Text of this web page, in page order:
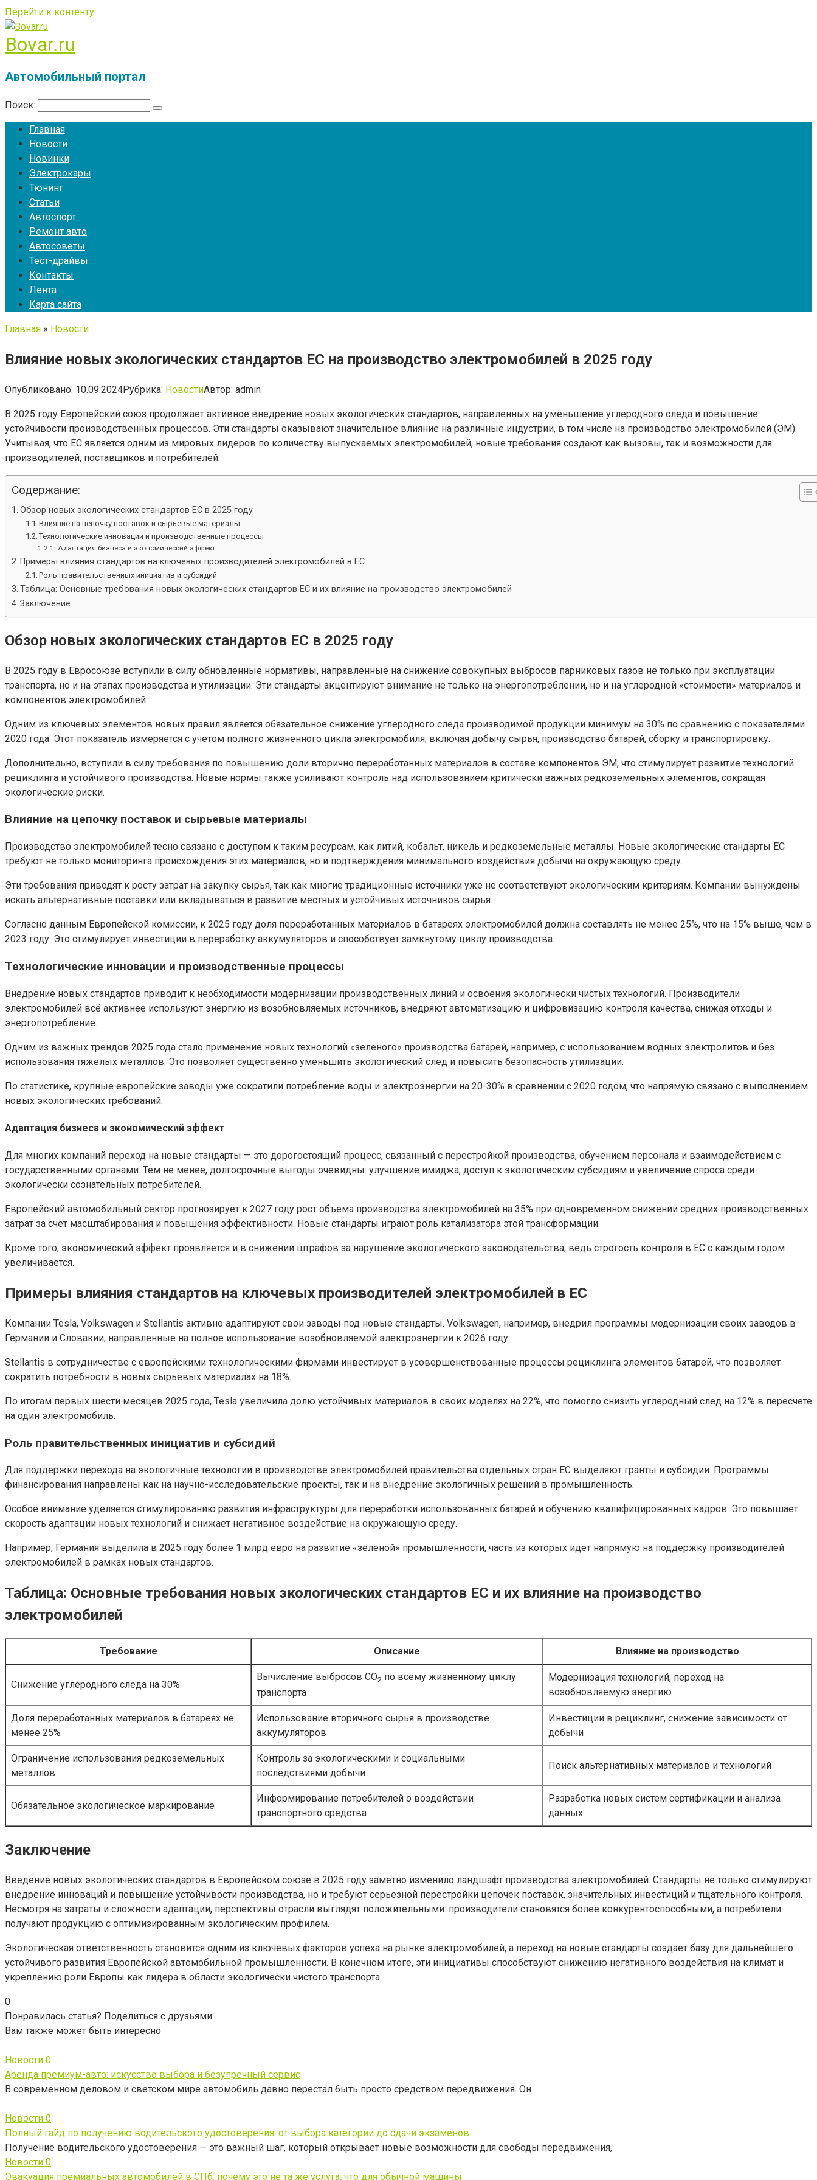
Перейти к контенту
Bovar.ru
Автомобильный портал
Поиск:
Главная
Новости
Новинки
Электрокары
Тюнинг
Статьи
Автоспорт
Ремонт авто
Автосоветы
Тест-драйвы
Контакты
Лента
Карта сайта
Главная » Новости
Влияние новых экологических стандартов ЕС на производство электромобилей в 2025 году
Опубликовано: 10.09.2024Рубрика: НовостиАвтор: admin
В 2025 году Европейский союз продолжает активное внедрение новых экологических стандартов, направленных на уменьшение углеродного следа и повышение
устойчивости производственных процессов. Эти стандарты оказывают значительное влияние на различные индустрии, в том числе на производство электромобилей (ЭМ).
Учитывая, что ЕС является одним из мировых лидеров по количеству выпускаемых электромобилей, новые требования создают как вызовы, так и возможности для
производителей, поставщиков и потребителей.
Содержание:
Обзор новых экологических стандартов ЕС в 2025 году
Влияние на цепочку поставок и сырьевые материалы
Технологические инновации и производственные процессы
Адаптация бизнеса и экономический эффект
Примеры влияния стандартов на ключевых производителей электромобилей в ЕС
Роль правительственных инициатив и субсидий
Таблица: Основные требования новых экологических стандартов ЕС и их влияние на производство электромобилей
Заключение
Обзор новых экологических стандартов ЕС в 2025 году
В 2025 году в Евросоюзе вступили в силу обновленные нормативы, направленные на снижение совокупных выбросов парниковых газов не только при эксплуатации
транспорта, но и на этапах производства и утилизации. Эти стандарты акцентируют внимание не только на энергопотреблении, но и на углеродной «стоимости» материалов и
компонентов электромобилей.
Одним из ключевых элементов новых правил является обязательное снижение углеродного следа производимой продукции минимум на 30% по сравнению с показателями
2020 года. Этот показатель измеряется с учетом полного жизненного цикла электромобиля, включая добычу сырья, производство батарей, сборку и транспортировку.
Дополнительно, вступили в силу требования по повышению доли вторично переработанных материалов в составе компонентов ЭМ, что стимулирует развитие технологий
рециклинга и устойчивого производства. Новые нормы также усиливают контроль над использованием критически важных редкоземельных элементов, сокращая
экологические риски.
Влияние на цепочку поставок и сырьевые материалы
Производство электромобилей тесно связано с доступом к таким ресурсам, как литий, кобальт, никель и редкоземельные металлы. Новые экологические стандарты ЕС
требуют не только мониторинга происхождения этих материалов, но и подтверждения минимального воздействия добычи на окружающую среду.
Эти требования приводят к росту затрат на закупку сырья, так как многие традиционные источники уже не соответствуют экологическим критериям. Компании вынуждены
искать альтернативные поставки или вкладываться в развитие местных и устойчивых источников сырья.
Согласно данным Европейской комиссии, к 2025 году доля переработанных материалов в батареях электромобилей должна составлять не менее 25%, что на 15% выше, чем в
2023 году. Это стимулирует инвестиции в переработку аккумуляторов и способствует замкнутому циклу производства.
Технологические инновации и производственные процессы
Внедрение новых стандартов приводит к необходимости модернизации производственных линий и освоения экологически чистых технологий. Производители
электромобилей всё активнее используют энергию из возобновляемых источников, внедряют автоматизацию и цифровизацию контроля качества, снижая отходы и
энергопотребление.
Одним из важных трендов 2025 года стало применение новых технологий «зеленого» производства батарей, например, с использованием водных электролитов и без
использования тяжелых металлов. Это позволяет существенно уменьшить экологический след и повысить безопасность утилизации.
По статистике, крупные европейские заводы уже сократили потребление воды и электроэнергии на 20-30% в сравнении с 2020 годом, что напрямую связано с выполнением
новых экологических требований.
Адаптация бизнеса и экономический эффект
Для многих компаний переход на новые стандарты — это дорогостоящий процесс, связанный с перестройкой производства, обучением персонала и взаимодействием с
государственными органами. Тем не менее, долгосрочные выгоды очевидны: улучшение имиджа, доступ к экологическим субсидиям и увеличение спроса среди
экологически сознательных потребителей.
Европейский автомобильный сектор прогнозирует к 2027 году рост объема производства электромобилей на 35% при одновременном снижении средних производственных
затрат за счет масштабирования и повышения эффективности. Новые стандарты играют роль катализатора этой трансформации.
Кроме того, экономический эффект проявляется и в снижении штрафов за нарушение экологического законодательства, ведь строгость контроля в ЕС с каждым годом
увеличивается.
Примеры влияния стандартов на ключевых производителей электромобилей в ЕС
Компании Tesla, Volkswagen и Stellantis активно адаптируют свои заводы под новые стандарты. Volkswagen, например, внедрил программы модернизации своих заводов в
Германии и Словакии, направленные на полное использование возобновляемой электроэнергии к 2026 году.
Stellantis в сотрудничестве с европейскими технологическими фирмами инвестирует в усовершенствованные процессы рециклинга элементов батарей, что позволяет
сократить потребности в новых сырьевых материалах на 18%.
По итогам первых шести месяцев 2025 года, Tesla увеличила долю устойчивых материалов в своих моделях на 22%, что помогло снизить углеродный след на 12% в пересчете
на один электромобиль.
Роль правительственных инициатив и субсидий
Для поддержки перехода на экологичные технологии в производстве электромобилей правительства отдельных стран ЕС выделяют гранты и субсидии. Программы
финансирования направлены как на научно-исследовательские проекты, так и на внедрение экологичных решений в промышленность.
Особое внимание уделяется стимулированию развития инфраструктуры для переработки использованных батарей и обучению квалифицированных кадров. Это повышает
скорость адаптации новых технологий и снижает негативное воздействие на окружающую среду.
Например, Германия выделила в 2025 году более 1 млрд евро на развитие «зеленой» промышленности, часть из которых идет напрямую на поддержку производителей
электромобилей в рамках новых стандартов.
Таблица: Основные требования новых экологических стандартов ЕС и их влияние на производство
электромобилей
Требование Описание Влияние на производство
Снижение углеродного следа на 30%
Вычисление выбросов СО2 по всему жизненному циклу
транспорта
Модернизация технологий, переход на
возобновляемую энергию
Доля переработанных материалов в батареях не
менее 25%
Использование вторичного сырья в производстве
аккумуляторов
Инвестиции в рециклинг, снижение зависимости от
добычи
Ограничение использования редкоземельных
металлов
Контроль за экологическими и социальными
последствиями добычи
Поиск альтернативных материалов и технологий
Обязательное экологическое маркирование
Информирование потребителей о воздействии
транспортного средства
Разработка новых систем сертификации и анализа
данных
Заключение
Введение новых экологических стандартов в Европейском союзе в 2025 году заметно изменило ландшафт производства электромобилей. Стандарты не только стимулируют
внедрение инноваций и повышение устойчивости производства, но и требуют серьезной перестройки цепочек поставок, значительных инвестиций и тщательного контроля.
Несмотря на затраты и сложности адаптации, перспективы отрасли выглядят положительными: производители становятся более конкурентоспособными, а потребители
получают продукцию с оптимизированным экологическим профилем.
Экологическая ответственность становится одним из ключевых факторов успеха на рынке электромобилей, а переход на новые стандарты создает базу для дальнейшего
устойчивого развития Европейской автомобильной промышленности. В конечном итоге, эти инициативы способствуют снижению негативного воздействия на климат и
укреплению роли Европы как лидера в области экологически чистого транспорта.
0
Понравилась статья? Поделиться с друзьями:
Вам также может быть интересно
Новости 0
Аренда премиум-авто: искусство выбора и безупречный сервис
В современном деловом и светском мире автомобиль давно перестал быть просто средством передвижения. Он
Новости 0
Полный гайд по получению водительского удостоверения: от выбора категории до сдачи экзаменов
Получение водительского удостоверения — это важный шаг, который открывает новые возможности для свободы передвижения,
Новости 0
Эвакуация премиальных автомобилей в СПб: почему это не та же услуга, что для обычной машины